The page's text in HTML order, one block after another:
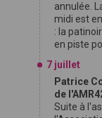
annulée.
midi est
: la
en piste
7 juillet
Patrice
de
Suite à